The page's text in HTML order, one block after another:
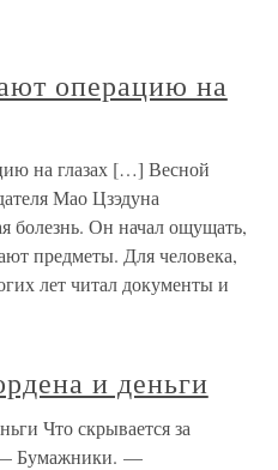
операцию на
на глазах […] Весной
Мао Цзэдуна
болезнь. Он начал ощущать,
предметы. Для человека,
лет читал документы и
и деньги
Что скрывается за
Бумажники. —